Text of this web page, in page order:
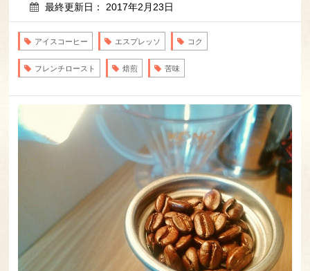
最終更新日： 2017年2月23日
アイスコーヒー エスプレッソ コク
フレンチロースト 焙煎 苦味